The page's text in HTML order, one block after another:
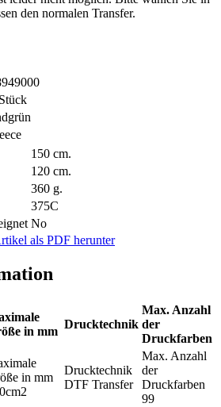
den normalen Transfer.
150 cm.
120 cm.
360 g.
375C
No
als PDF herunter
in mm
Drucktechnik
Max. Anzahl
der
Druckfarben
in mm
Drucktechnik
DTF Transfer
Max. Anzahl
der
Druckfarben
99